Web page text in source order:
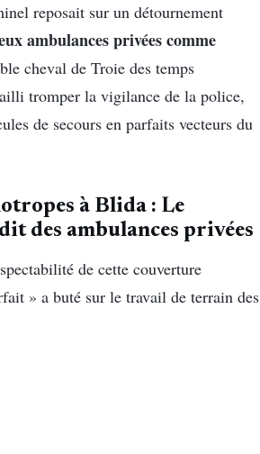
reposait sur un détournement
ambulances privéescomme
cheval de Troie des temps
tromper la vigilance de la police,
de secours en parfaits vecteurs du
à Blida : Le
des ambulances privées
de cette couverture
» a buté sur le travail de terrain des